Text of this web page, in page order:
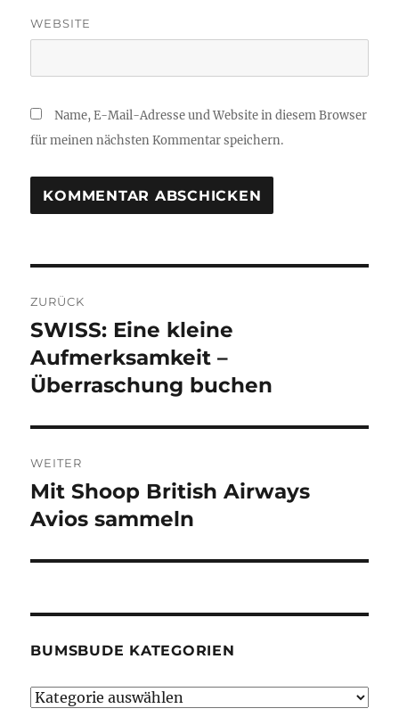
WEBSITE
Name, E-Mail-Adresse und Website in diesem Browser
für meinen nächsten Kommentar speichern.
ZURÜCK
Vorheriger
Beitrag:
SWISS: Eine kleine
Aufmerksamkeit –
Überraschung buchen
WEITER
Nächster
Beitrag:
Mit Shoop British Airways
Avios sammeln
BUMSBUDE KATEGORIEN
Bumsbude